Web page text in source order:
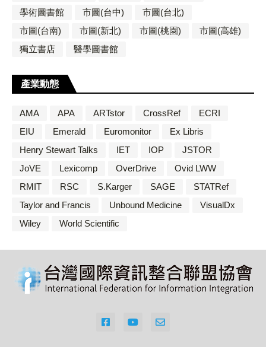
學術圖書館
市圖(台中)
市圖(台北)
市圖(台南)
市圖(新北) 市圖(桃園)
市圖(高雄)
獨立書店
醫學圖書館
產業動態
AMA APA ARTstor CrossRef
ECRI
EIU
Emerald Euromonitor
Ex Libris
Henry Stewart Talks
IET IOP
JSTOR
JoVE
Lexicomp OverDrive
Ovid LWW
RMIT
RSC S.Karger SAGE
STATRef
Taylor and Francis
Unbound Medicine
VisualDx
Wiley
World Scientific